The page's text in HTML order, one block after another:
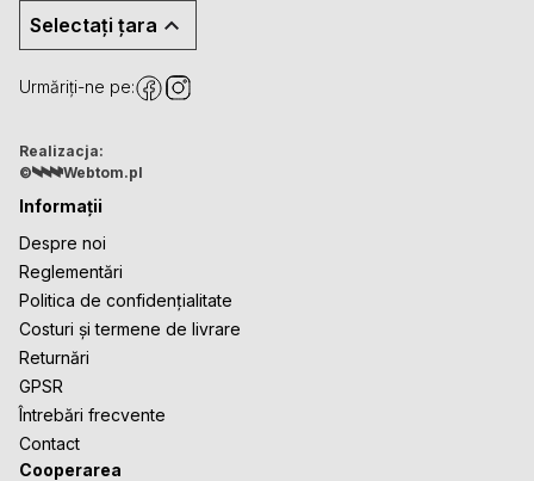
Selectați țara
Urmăriți-ne pe:
Realizacja:
©
Webtom.pl
Informații
Despre noi
Reglementări
Politica de confidențialitate
Costuri și termene de livrare
Returnări
GPSR
Întrebări frecvente
Contact
Cooperarea